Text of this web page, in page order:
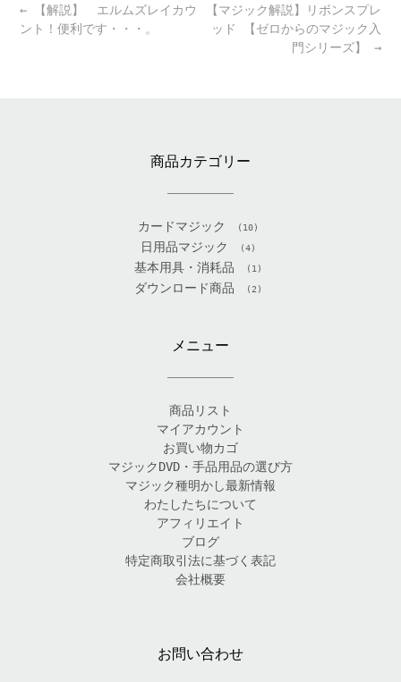
Post
navigation
【マジック解説】リボンスプレ
ッド 【ゼロからのマジック入
門シリーズ】 →
← 【解説】 エルムズレイカウ
ント！便利です・・・。
商品カテゴリー
カードマジック (10)
日用品マジック (4)
基本用具・消耗品 (1)
ダウンロード商品 (2)
メニュー
商品リスト
マイアカウント
お買い物カゴ
マジックDVD・手品用品の選び方
マジック種明かし最新情報
わたしたちについて
アフィリエイト
ブログ
特定商取引法に基づく表記
会社概要
お問い合わせ